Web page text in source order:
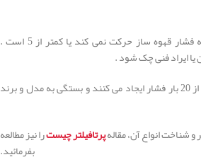
اگر در زمان عصاره گیری عقربه فشار قهوه ساز حرکت نمی کند یا کمتر از 5 است .
ایراد فنی چک شود .
دستگاه قهوه ساز صنعتی بیش از 20 بار فشار ایجاد می کنند و بستگی به مدل و برند
و شناخت انواع آن، مقالهپرتافیلتر چیسترا نیز مطالعه
بفرمائید.